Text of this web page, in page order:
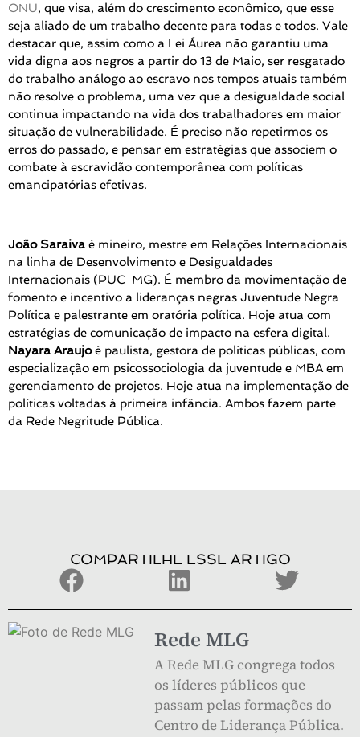
ONU, que visa, além do crescimento econômico, que esse
seja aliado de um trabalho decente para todas e todos. Vale
destacar que, assim como a Lei Áurea não garantiu uma
vida digna aos negros a partir do 13 de Maio, ser resgatado
do trabalho análogo ao escravo nos tempos atuais também
não resolve o problema, uma vez que a desigualdade social
continua impactando na vida dos trabalhadores em maior
situação de vulnerabilidade. É preciso não repetirmos os
erros do passado, e pensar em estratégias que associem o
combate à escravidão contemporânea com políticas
emancipatórias efetivas.
João Saraiva é mineiro, mestre em Relações Internacionais
na linha de Desenvolvimento e Desigualdades
Internacionais (PUC-MG). É membro da movimentação de
fomento e incentivo a lideranças negras Juventude Negra
Política e palestrante em oratória política. Hoje atua com
estratégias de comunicação de impacto na esfera digital.
Nayara Araujoé paulista, gestora de políticas públicas, com
especialização em psicossociologia da juventude e MBA em
gerenciamento de projetos. Hoje atua na implementação de
políticas voltadas à primeira infância. Ambos fazem parte
da Rede Negritude Pública.
COMPARTILHE ESSE ARTIGO
Rede MLG
A Rede MLG congrega todos
os líderes públicos que
passam pelas formações do
Centro de Liderança Pública.